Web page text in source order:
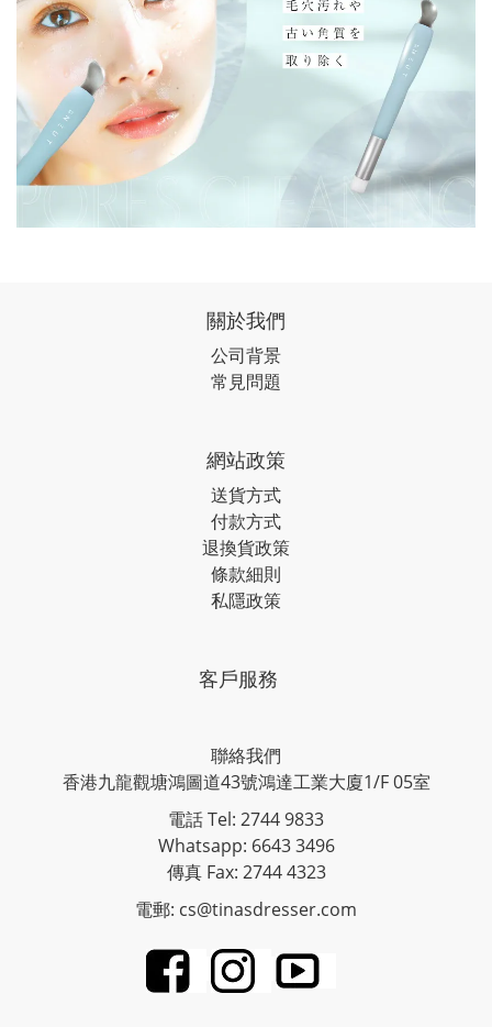
關於我們
公司背景
常見問題
網站政策
送貨方式
付款方式
退換貨政策
條款細則
私隱政策
客戶服務
聯絡我們
香港九龍觀塘鴻圖道43號鴻達工業大廈1/F 05室
電話 Tel: 2744 9833
Whatsapp: 6643 3496
傳真 Fax: 2744 4323
電郵: cs@tinasdresser.com